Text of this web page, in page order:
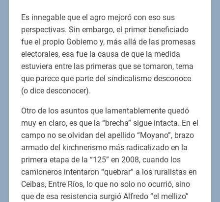
Es innegable que el agro mejoró con eso sus
perspectivas. Sin embargo, el primer beneficiado
fue el propio Gobierno y, más allá de las promesas
electorales, esa fue la causa de que la medida
estuviera entre las primeras que se tomaron, tema
que parece que parte del sindicalismo desconoce
(o dice desconocer).
Otro de los asuntos que lamentablemente quedó
muy en claro, es que la “brecha” sigue intacta. En el
campo no se olvidan del apellido “Moyano”, brazo
armado del kirchnerismo más radicalizado en la
primera etapa de la “125” en 2008, cuando los
camioneros intentaron “quebrar” a los ruralistas en
Ceibas, Entre Ríos, lo que no solo no ocurrió, sino
que de esa resistencia surgió Alfredo “el mellizo”